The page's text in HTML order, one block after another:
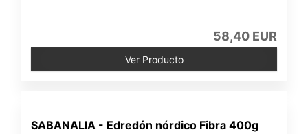
58,40 EUR
Ver Producto
SABANALIA - Edredón nórdico Fibra 400g